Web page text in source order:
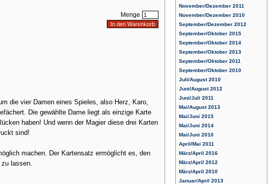
Menge
die vier Damen eines Spieles, also Herz, Karo,
Die gewählte Dame liegt als einzige Karte
haben! Und wenn der Magier diese drei Karten
sind!
machen. Der Kartensatz ermöglicht es, den
zu lassen.
November/Dezember 2011
November/Dezember 2010
September/Dezember 2012
September/Oktober 2015
September/Oktober 2014
September/Oktober 2013
September/Oktober 2011
September/Oktober 2010
Juli/August 2010
Juni/August 2012
Juni/Juli 2011
Mai/August 2013
Mai/Juni 2015
Mai/Juni 2014
Mai/Juni 2010
April/Mai 2011
März/April 2016
März/April 2012
März/April 2010
Januar/April 2013